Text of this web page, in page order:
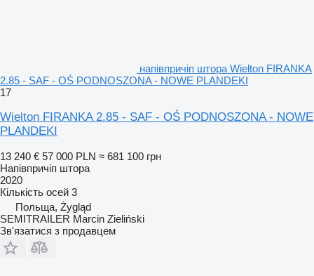
напівпричіп штора Wielton FIRANKA
2.85 - SAF - OŚ PODNOSZONA - NOWE PLANDEKI
17
Wielton FIRANKA 2.85 - SAF - OŚ PODNOSZONA - NOWE
PLANDEKI
13 240 € 57 000 PLN ≈ 681 100 грн
Напівпричіп штора
2020
Кількість осей 3
Польща, Żygląd
SEMITRAILER Marcin Zieliński
Зв'язатися з продавцем